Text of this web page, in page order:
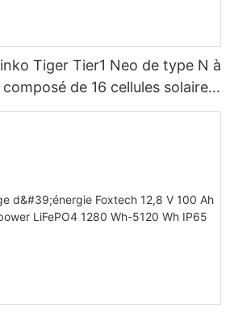
Tiger Tier1 Neo de type N à
de 16 cellules solaires
de 590 W, 620 W, 630